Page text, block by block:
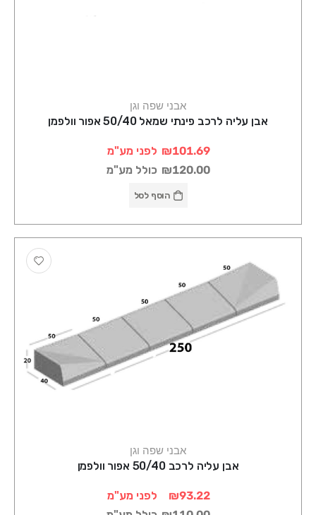
אבני שפה וגן
אבן עליה לרכב פינתי שמאל 50/40 אפור וולפמן
₪101.69 לפני מע"מ
₪120.00 כולל מע"מ
הוסף לסל
אבני שפה וגן
אבן עליה לרכב 50/40 אפור וולפמן
₪93.22
לפני מע"מ